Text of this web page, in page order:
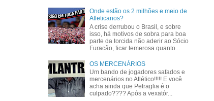
Onde estão os 2 milhões e meio de
Atleticanos?
A crise derrubou o Brasil, e sobre
isso, há motivos de sobra para boa
parte da torcida não aderir ao Sócio
Furacão, ficar temerosa quanto...
OS MERCENÁRIOS
Um bando de jogadores safados e
mercenários no Atlético!!!!! E você
acha ainda que Petraglia é o
culpado???? Após a vexatór...